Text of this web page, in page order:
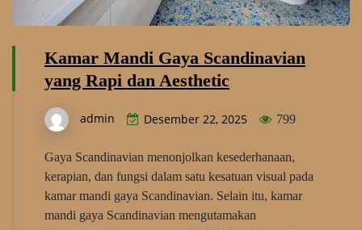
Kamar Mandi Gaya Scandinavian
yang Rapi dan Aesthetic
admin Desember 22, 2025 799
Gaya Scandinavian menonjolkan kesederhanaan,
kerapian, dan fungsi dalam satu kesatuan visual pada
kamar mandi gaya Scandinavian. Selain itu, kamar
mandi gaya Scandinavian mengutamakan